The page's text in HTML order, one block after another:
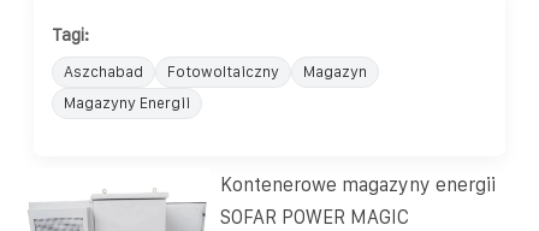
Tagi:
Aszchabad Fotowoltaiczny
Magazyn
Magazyny Energii
Kontenerowe magazyny energii
SOFAR POWER MAGIC